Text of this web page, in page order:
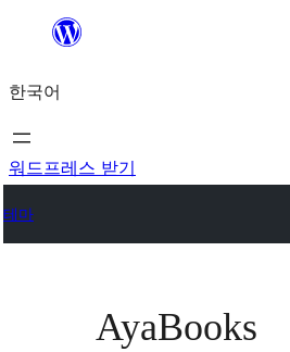
츠
로
바
가
한국어
워드프레스 받기
테마
AyaBooks